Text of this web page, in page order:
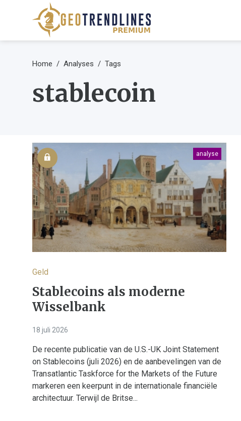
Home Analyses Tags
stablecoin
analyse
Geld
Stablecoins als moderne
Wisselbank
18 juli 2026
De recente publicatie van de U.S.-UK Joint Statement
on Stablecoins (juli 2026) en de aanbevelingen van de
Transatlantic Taskforce for the Markets of the Future
markeren een keerpunt in de internationale financiële
architectuur. Terwijl de Britse...